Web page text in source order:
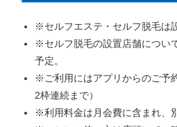
※セルフエステ・セルフ脱毛は
※セルフ脱毛の設置店舗につい
予定。
※ご利用にはアプリからのご予
2枠連続まで）
※利用料金は月会費に含まれ、